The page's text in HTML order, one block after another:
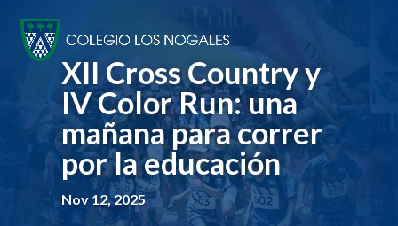
XII Cross Country y
IV Color Run: una
mañana para correr
por la educación
Nov 12, 2025